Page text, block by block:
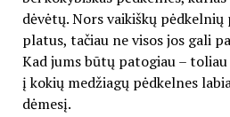
dėvėtų. Nors vaikiškų
platus, tačiau ne visos jos gali
Kad jums būtų patogiau –
į kokių medžiagų pėdkelnes
dėmesį.